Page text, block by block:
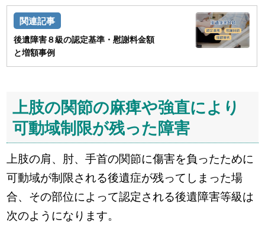
後遺障害８級の認定基準・慰謝料金額
と増額事例
上肢の関節の麻痺や強直により
可動域制限が残った障害
上肢の肩、肘、手首の関節に傷害を負ったために
可動域が制限される後遺症が残ってしまった場
合、その部位によって認定される後遺障害等級は
次のようになります。